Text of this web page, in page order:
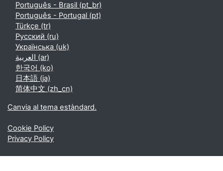
Português - Brasil ‎(pt_br)‎
Português - Portugal ‎(pt)‎
Türkçe ‎(tr)‎
Русский ‎(ru)‎
Українська ‎(uk)‎
العربية ‎(ar)‎
한국어 ‎(ko)‎
日本語 ‎(ja)‎
简体中文 ‎(zh_cn)‎
Canvia al tema estàndard.
Cookie Policy
Privacy Policy